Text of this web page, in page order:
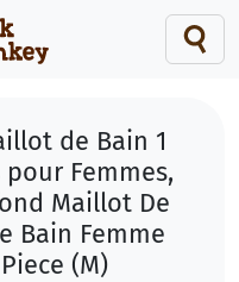
de Bain 1
Femmes,
Maillot De
Bain Femme
(M)